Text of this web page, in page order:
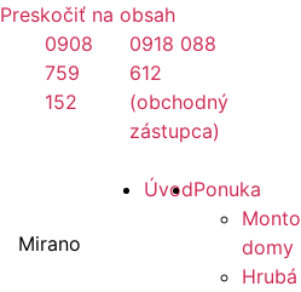
Preskočiť na obsah
0908
759
152
0918 088
612
(obchodný
zástupca)
Mirano
ÚvodPonuka
domy
Hrubá